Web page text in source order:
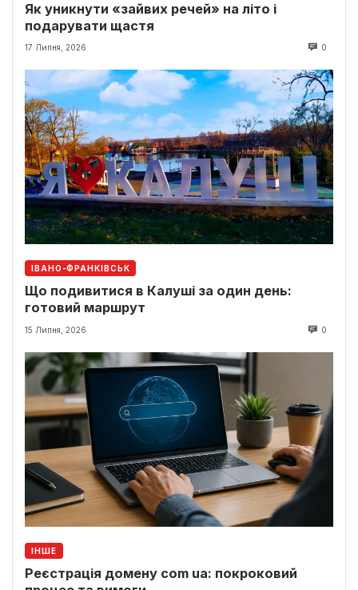
Як уникнути «зайвих речей» на літо і
подарувати щастя
17 Липня, 2026 0
ІВАНО-ФРАНКІВСЬК
Що подивитися в Калуші за один день:
готовий маршрут
15 Липня, 2026 0
ІНШЕ
Реєстрація домену com ua: покроковий